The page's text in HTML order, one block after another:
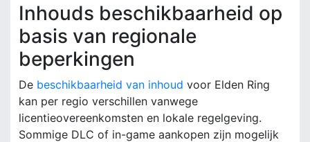
Inhouds beschikbaarheid op
basis van regionale
beperkingen
De beschikbaarheid van inhoud voor Elden Ring
kan per regio verschillen vanwege
licentieovereenkomsten en lokale regelgeving.
Sommige DLC of in-game aankopen zijn mogelijk